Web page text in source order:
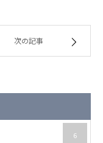
次の記事
6